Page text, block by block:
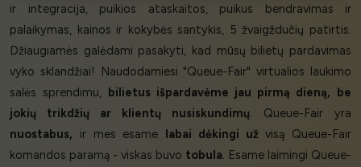
ir integracija, puikios ataskaitos, puikus bendravimas ir
palaikymas, kainos ir kokybės santykis, 5 žvaigždučių patirtis.
Džiaugiamės galėdami pasakyti, kad mūsų bilietų pardavimas
vyko sklandžiai! Naudodamiesi "Queue-Fair" virtualios laukimo
salės sprendimu, bilietus išpardavėme jau pirmą dieną, be
jokių trikdžių ar klientų nusiskundimų. Queue-Fair yra
nuostabus, ir mes esame labai dėkingi užvisą Queue-Fair
komandos paramą - viskas buvo tobula. Esame laimingi Queue-